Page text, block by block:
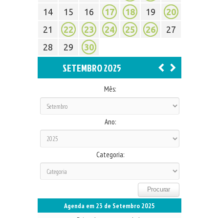
14
15 16 17 18 19
20
21
22 23 24 25 26
27
28
29 30
SETEMBRO 2025
Mês:
Ano:
Categoria:
Agenda em 23 de Setembro 2025